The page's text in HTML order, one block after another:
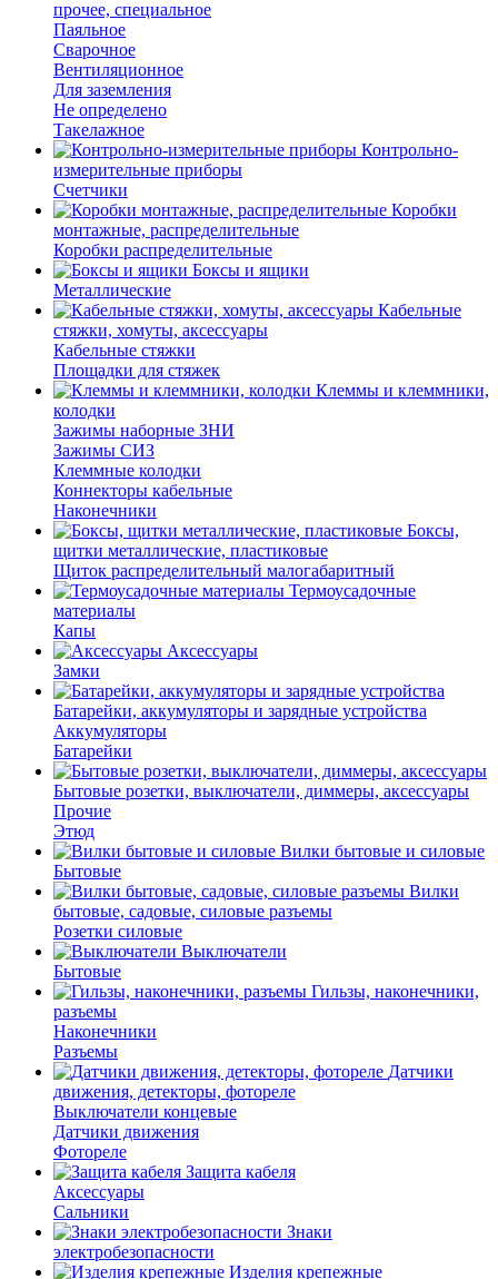
прочее, специальное
Паяльное
Сварочное
Вентиляционное
Для заземления
Не определено
Такелажное
Контрольно-
измерительные приборы
Счетчики
Коробки
монтажные, распределительные
Коробки распределительные
Боксы и ящики
Металлические
Кабельные
стяжки, хомуты, аксессуары
Кабельные стяжки
Площадки для стяжек
Клеммы и клеммники,
колодки
Зажимы наборные ЗНИ
Зажимы СИЗ
Клеммные колодки
Коннекторы кабельные
Наконечники
Боксы,
щитки металлические, пластиковые
Щиток распределительный малогабаритный
Термоусадочные
материалы
Капы
Аксессуары
Замки
Батарейки, аккумуляторы и зарядные устройства
Аккумуляторы
Батарейки
Бытовые розетки, выключатели, диммеры, аксессуары
Прочие
Этюд
Вилки бытовые и силовые
Бытовые
Вилки
бытовые, садовые, силовые разъемы
Розетки силовые
Выключатели
Бытовые
Гильзы, наконечники,
разъемы
Наконечники
Разъемы
Датчики
движения, детекторы, фотореле
Выключатели концевые
Датчики движения
Фотореле
Защита кабеля
Аксессуары
Сальники
Знаки
электробезопасности
Изделия крепежные